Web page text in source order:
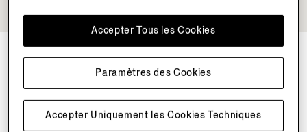
NEWSLETTER
Inscrivez-vous à notre newsletter pour profiter de
contenus, d’offres et de services exclusifs et découvrir
Accepter Uniquement les Cookies Techniques
Accepter Tous les Cookies
Paramètres des Cookies